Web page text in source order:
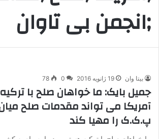
;انجمن بی تاوان
بیتا وان 19 ژانویه 2016 0
78
جمیل بایک: ما خواهان صلح با
آمریکا می تواند مقدمات صلح
پ.ک.ک را مهیا کند